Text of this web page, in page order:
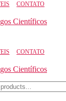
Científicos
CONTATO
Científicos
CONTATO